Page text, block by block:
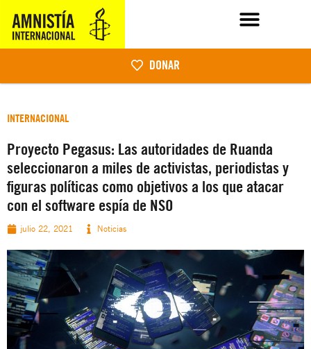
DONAR
INTERNACIONAL
Proyecto Pegasus: Las autoridades de Ruanda
seleccionaron a miles de activistas, periodistas y
figuras políticas como objetivos a los que atacar
con el software espía de NSO
julio 22, 2021 Noticias